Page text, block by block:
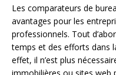
Les comparateurs de
avantages pour les
professionnels. Tout
temps et des efforts dans
effet, il n’est plus